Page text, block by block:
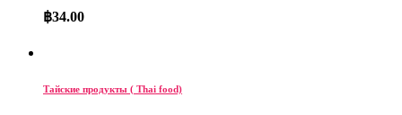
฿34.00
Тайские продукты ( Thai food)